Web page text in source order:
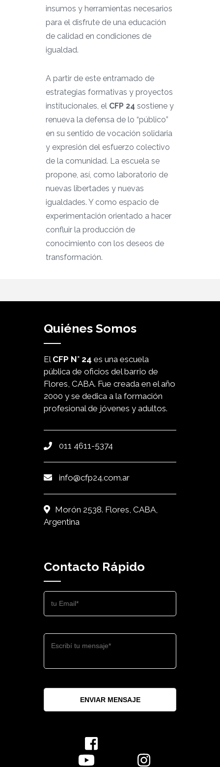
insumos y herramientas necesarios
para el disfrute de una educación
de calidad en condiciones de
igualdad.
A partir de este entramado de
estrategias formativas y proyectos
institucionales, el CFP 24 sostiene y
renueva la defensa de lo “público”
en su sentido de vocación solidaria
y expresión del esfuerzo colectivo
de la comunidad. La escuela se
propone, así, como laboratorio de
nuevas libertades y nuevas
igualdades. Y como espacio de
experimentación orientado a hacer
confluir la producción de
conocimiento con los deseos de
transformación.
Quiénes Somos
El CFP N° 24 es una escuela
pública de oficios del barrio de
Flores, CABA. Fue creada en el año
2000 y se dedica a la formación
profesional de jóvenes y adultos.
011 4611-5374
info@cfp24.com.ar
Morón 2538. Flores, CABA,
Argentina
Contacto Rápido
ENVIAR MENSAJE